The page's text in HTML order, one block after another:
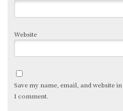
Website
Save my name, email, and website
I comment.